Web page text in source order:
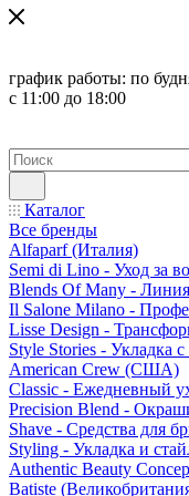
график работы: по
с 11:00 до 18:00
Каталог
Все бренды
Alfaparf (Италия)
Semi di Lino - Уход за
Blends Of Many -
Il Salone Milano -
Lisse Design -
Style Stories - Укладка
American Crew (США)
Classic - Ежедневный
Precision Blend -
Shave - Средства для
Styling - Укладка и
Authentic Beauty
Batiste